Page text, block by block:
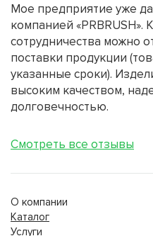
Мое предприятие уже
компанией
сотрудничества можно
поставки продукции
указанные сроки).
высоким качеством,
долговечностью.
Смотреть все отзывы
О компании
Каталог
Услуги